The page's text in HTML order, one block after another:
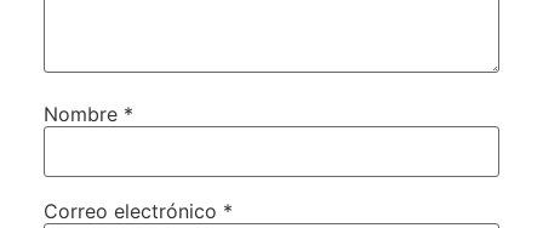
Nombre *
Correo electrónico *